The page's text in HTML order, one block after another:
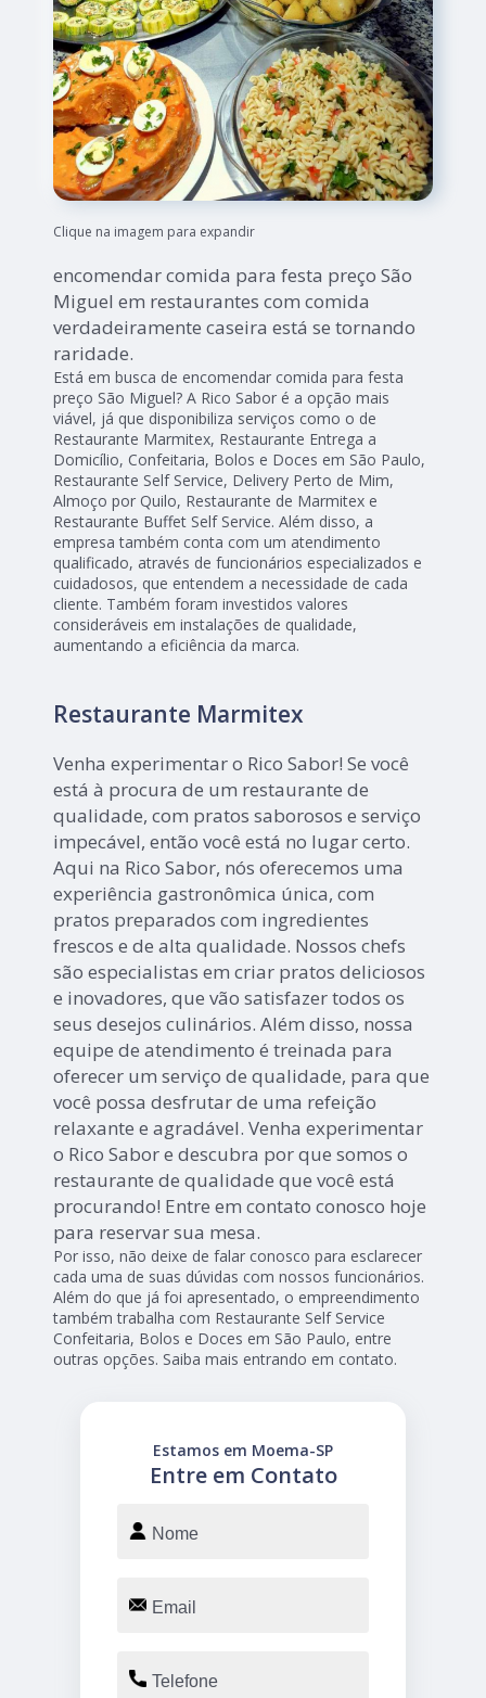
Clique na imagem para expandir
encomendar comida para festa preço São
Miguel em restaurantes com comida
verdadeiramente caseira está se tornando
raridade.
Está em busca de encomendar comida para festa
preço São Miguel? A Rico Sabor é a opção mais
viável, já que disponibiliza serviços como o de
Restaurante Marmitex, Restaurante Entrega a
Domicílio, Confeitaria, Bolos e Doces em São Paulo,
Restaurante Self Service, Delivery Perto de Mim,
Almoço por Quilo, Restaurante de Marmitex e
Restaurante Buffet Self Service. Além disso, a
empresa também conta com um atendimento
qualificado, através de funcionários especializados e
cuidadosos, que entendem a necessidade de cada
cliente. Também foram investidos valores
consideráveis em instalações de qualidade,
aumentando a eficiência da marca.
Restaurante Marmitex
Venha experimentar o Rico Sabor! Se você
está à procura de um restaurante de
qualidade, com pratos saborosos e serviço
impecável, então você está no lugar certo.
Aqui na Rico Sabor, nós oferecemos uma
experiência gastronômica única, com
pratos preparados com ingredientes
frescos e de alta qualidade. Nossos chefs
são especialistas em criar pratos deliciosos
e inovadores, que vão satisfazer todos os
seus desejos culinários. Além disso, nossa
equipe de atendimento é treinada para
oferecer um serviço de qualidade, para que
você possa desfrutar de uma refeição
relaxante e agradável. Venha experimentar
o Rico Sabor e descubra por que somos o
restaurante de qualidade que você está
procurando! Entre em contato conosco hoje
para reservar sua mesa.
Por isso, não deixe de falar conosco para esclarecer
cada uma de suas dúvidas com nossos funcionários.
Além do que já foi apresentado, o empreendimento
também trabalha com Restaurante Self Service
Confeitaria, Bolos e Doces em São Paulo, entre
outras opções. Saiba mais entrando em contato.
Entre em Contato
Estamos em Moema-SP